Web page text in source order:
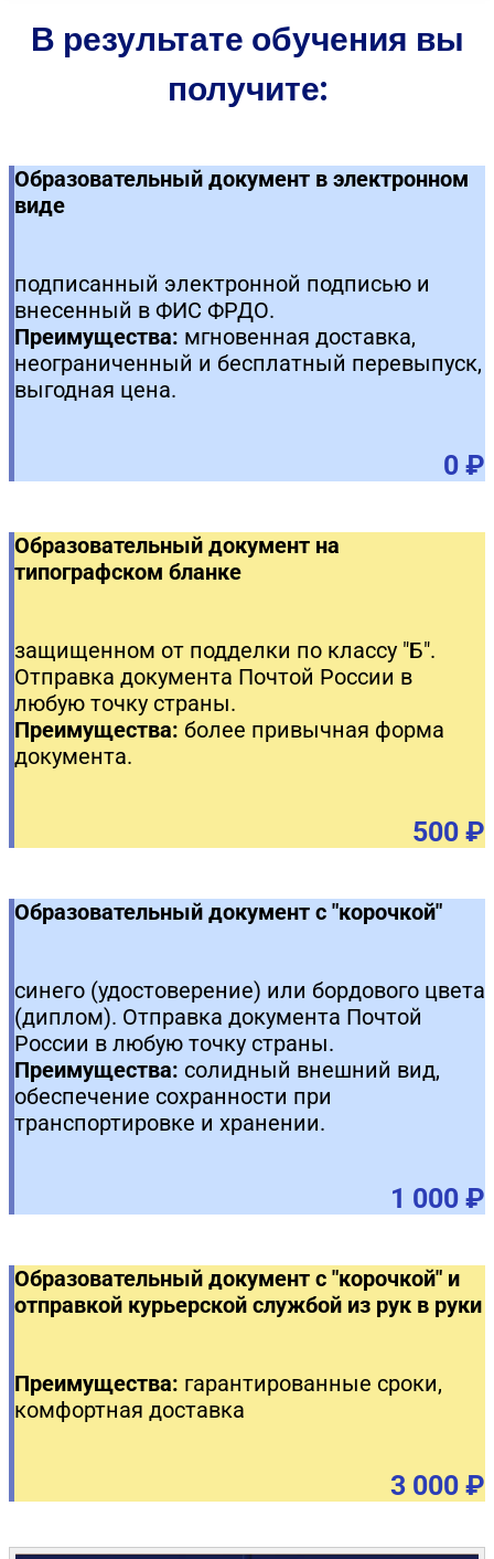
В результате обучения вы
получите:
Образовательный документ в электронном
виде
подписанный электронной подписью и
внесенный в ФИС ФРДО.
Преимущества: мгновенная доставка,
неограниченный и бесплатный перевыпуск,
выгодная цена.
0 ₽
Образовательный документ на
типографском бланке
защищенном от подделки по классу "Б".
Отправка документа Почтой России в
любую точку страны.
Преимущества: более привычная форма
документа.
500 ₽
Образовательный документ с "корочкой"
синего (удостоверение) или бордового цвета
(диплом). Отправка документа Почтой
России в любую точку страны.
Преимущества: солидный внешний вид,
обеспечение сохранности при
транспортировке и хранении.
1 000 ₽
Образовательный документ с "корочкой" и
отправкой курьерской службой из рук в руки
Преимущества: гарантированные сроки,
комфортная доставка
3 000 ₽